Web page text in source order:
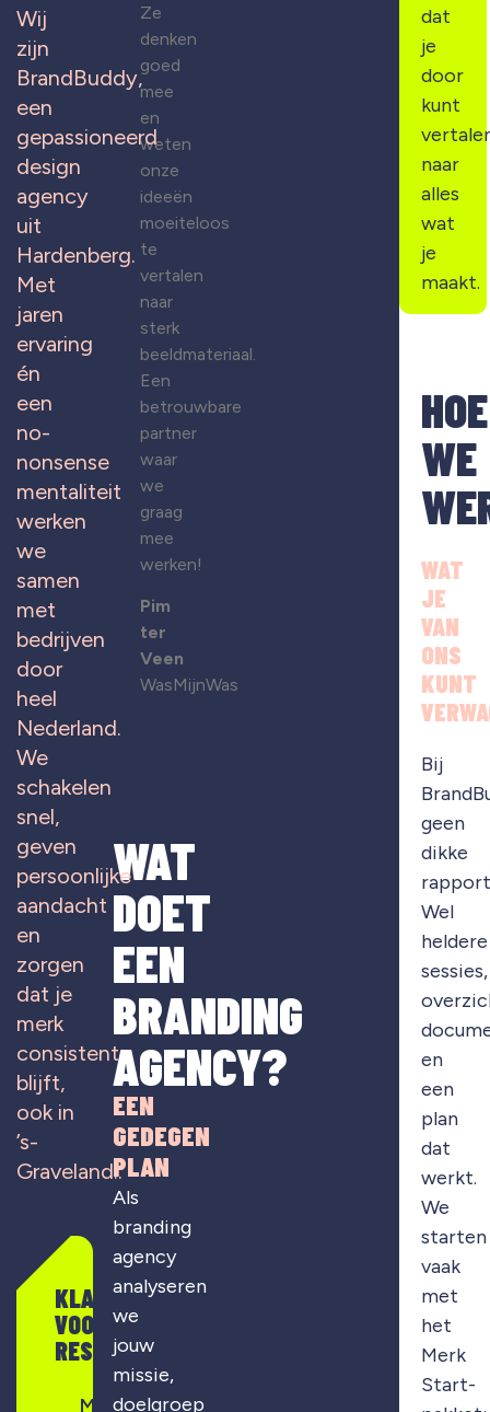
Wij
zijn
BrandBuddy,
een
gepassioneerd
design
agency
uit
Hardenberg.
Met
jaren
ervaring
én
een
no-
nonsense
mentaliteit
werken
we
samen
met
bedrijven
door
heel
Nederland.
We
schakelen
snel,
geven
persoonlijke
aandacht
en
zorgen
dat je
merk
consistent
blijft,
ook in
’s-
Graveland..
KLAAR
VOOR
RESULTAAT?
Merkontwikkeling
Ze
denken
goed
mee
en
weten
onze
ideeën
moeiteloos
te
vertalen
naar
sterk
beeldmateriaal.
Een
betrouwbare
partner
waar
we
graag
mee
werken!
Pim
ter
Veen
WasMijnWas
WAT
DOET
EEN
BRANDING
AGENCY?
EEN
GEDEGEN
PLAN
Als
branding
agency
analyseren
we
jouw
missie,
doelgroep
HOE
WE
WAT
JE
VAN
ONS
KUNT
Bij
geen
dikke
Wel
heldere
sessies,
en
een
plan
dat
werkt.
We
starten
vaak
met
het
Merk
Start-
dat
je
door
kunt
naar
alles
wat
je
maakt.